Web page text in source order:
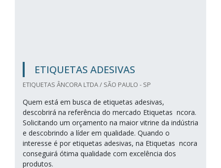
ETIQUETAS ADESIVAS
ETIQUETAS ÂNCORA LTDA / SÃO PAULO - SP
Quem está em busca de etiquetas adesivas,
descobrirá na referência do mercado Etiquetas ncora.
Solicitando um orçamento na maior vitrine da indústria
e descobrindo a líder em qualidade. Quando o
interesse é por etiquetas adesivas, na Etiquetas ncora
conseguirá ótima qualidade com excelência dos
produtos.